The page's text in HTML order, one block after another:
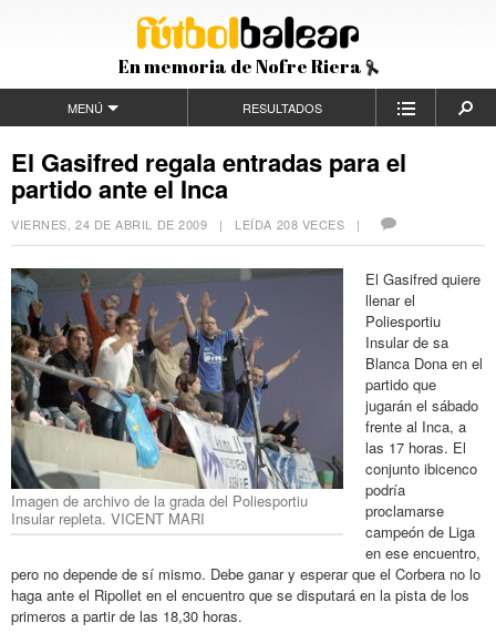
En memoria de Nofre Riera
MENÚ RESULTADOS
El Gasifred regala entradas para el
partido ante el Inca
VIERNES, 24 DE ABRIL DE 2009 | LEÍDA 208 VECES |
Imagen de archivo de la grada del Poliesportiu
Insular repleta. VICENT MARI
El Gasifred quiere
llenar el
Poliesportiu
Insular de sa
Blanca Dona en el
partido que
jugarán el sábado
frente al Inca, a
las 17 horas. El
conjunto ibicenco
podría
proclamarse
campeón de Liga
en ese encuentro,
pero no depende de sí mismo. Debe ganar y esperar que el Corbera no lo
haga ante el Ripollet en el encuentro que se disputará en la pista de los
primeros a partir de las 18,30 horas.